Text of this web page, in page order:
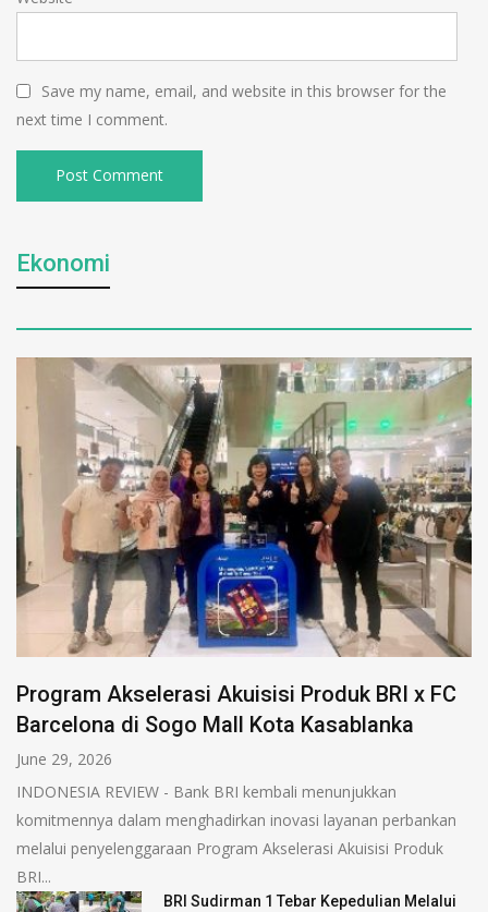
Save my name, email, and website in this browser for the
next time I comment.
Ekonomi
Program Akselerasi Akuisisi Produk BRI x FC
Barcelona di Sogo Mall Kota Kasablanka
June 29, 2026
INDONESIA REVIEW - Bank BRI kembali menunjukkan
komitmennya dalam menghadirkan inovasi layanan perbankan
melalui penyelenggaraan Program Akselerasi Akuisisi Produk
BRI...
BRI Sudirman 1 Tebar Kepedulian Melalui